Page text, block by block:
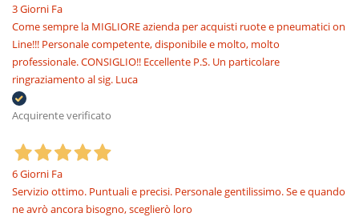
3 Giorni Fa
Come sempre la MIGLIORE azienda per acquisti ruote e pneumatici on
Line!!! Personale competente, disponibile e molto, molto
professionale. CONSIGLIO!! Eccellente P.S. Un particolare
ringraziamento al sig. Luca
Acquirente verificato
6 Giorni Fa
Servizio ottimo. Puntuali e precisi. Personale gentilissimo. Se e quando
ne avrò ancora bisogno, sceglierò loro